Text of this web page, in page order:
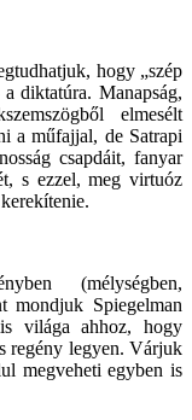
hogy „szép
diktatúra. Manapság,
elmesélt
a műfajjal, de Satrapi
csapdáit, fanyar
s ezzel, meg virtuóz
(mélységben,
mondjuk Spiegelman
világa ahhoz, hogy
regény legyen. Várjuk
megveheti egyben is